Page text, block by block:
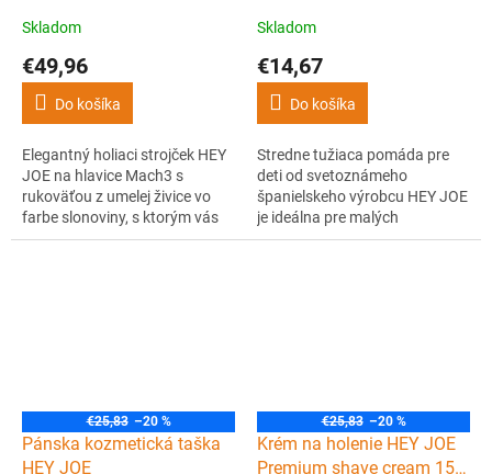
Skladom
€49,96
Do košíka
Elegantný holiaci strojček HEY
JOE na hlavice Mach3 s
rukoväťou z umelej živice vo
farbe slonoviny, s ktorým vás
čaká nielen elegantné, ale aj
Skladom
€14,67
Do košíka
Stredne tužiaca pomáda pre
deti od svetoznámeho
španielskeho výrobcu HEY JOE
je ideálna pre malých
gentlemanov, ktorí chcú byť
€25,83 –20 %
Pánska kozmetická taška
HEY JOE
€25,83 –20 %
Krém na holenie HEY JOE
Premium shave cream 150